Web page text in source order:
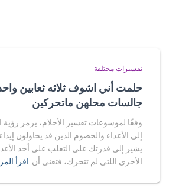
تفسيرات مختلفة
حلمت أني اشوف ثلاثه ثعابين
جالسات محلهن ماتحركين
وفقًا لموسوعات تفسير الأحلام، يرمز رؤية
إلى الأعداء والخصوم الذين قد يحاولون
يشير إلى قدرتك على التغلب على أحد
الأخرى اللتي لم تتحرك، فتعني أن اقرأ